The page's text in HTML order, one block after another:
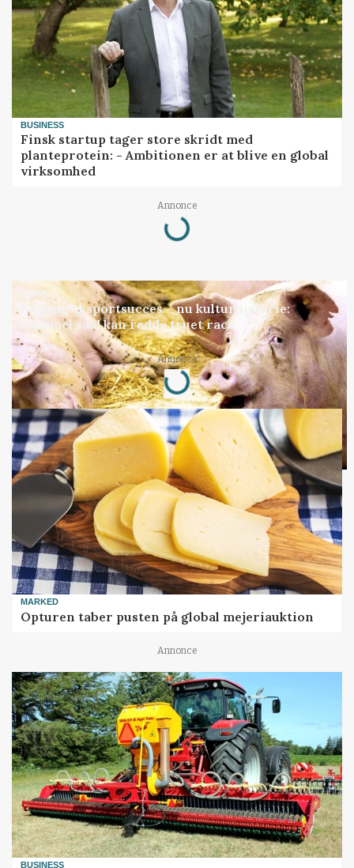
BUSINESS
Finsk startup tager store skridt med
planteprotein: - Ambitionen er at blive en global
virksomhed
Annonce
Loading...
GRISE
Engang eksportsucces – nu kulturhistorie:
Gammel sæd kan redde truet race
Annonce
Loading...
MARKED
Opturen taber pusten på global mejeriauktion
Annonce
BUSINESS